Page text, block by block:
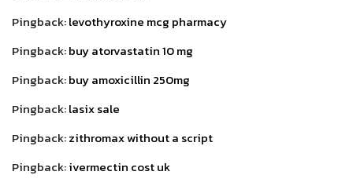
Pingback:levothyroxine mcg pharmacy
Pingback:buy atorvastatin 10 mg
Pingback:buy amoxicillin 250mg
Pingback:lasix sale
Pingback:zithromax without a script
Pingback:ivermectin cost uk